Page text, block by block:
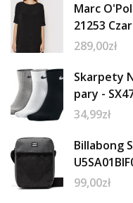
Marc
21253
289,00zł
Skarpety
pary -
34,99zł
Billabong
99,00zł